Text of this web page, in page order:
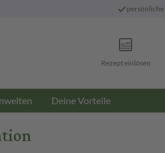
persönliche
Rezept einlösen
Deine Vorteile